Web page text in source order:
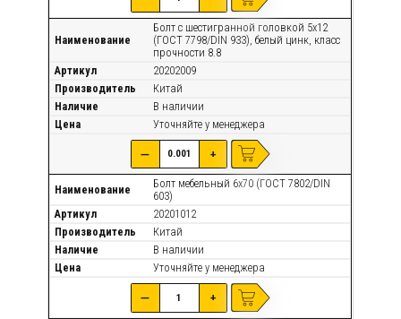
Наименование
Болт с шестигранной головкой 5х12
(ГОСТ 7798/DIN 933), белый цинк, класс
прочности 8.8
Артикул
20202009
Производитель
Китай
Наличие
В наличии
Цена
Уточняйте у менеджера
— +
Наименование
Болт мебельный 6х70 (ГОСТ 7802/DIN
603)
Артикул
20201012
Производитель
Китай
Наличие
В наличии
Цена
Уточняйте у менеджера
— +